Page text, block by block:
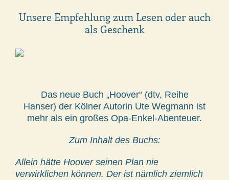
Unsere Empfehlung zum Lesen oder auch
als Geschenk
Das neue Buch „Hoover“ (dtv, Reihe
Hanser) der Kölner Autorin Ute Wegmann ist
mehr als ein großes Opa-Enkel-Abenteuer.
Zum Inhalt des Buchs:
Allein hätte Hoover seinen Plan nie
verwirklichen können. Der ist nämlich ziemlich